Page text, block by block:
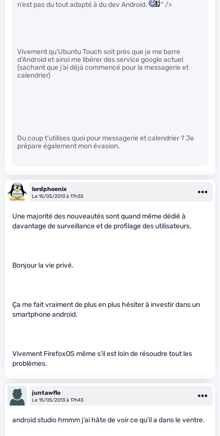
n’est pas du tout adapté à du dev Android.
" />
Vivement qu’Ubuntu Touch soit près que je me barre
d’Android et ainsi me libérer des service google actuel
(sachant que j’ai déjà commencé pour la messagerie et
calendrier)
Du coup t’utilises quoi pour messagerie et calendrier ? Je
prépare également mon évasion.
lordphoenix
Le 15/05/2013 à 17h35
Une majorité des nouveautés sont quand même dédié à
davantage de surveillance et de profilage des utilisateurs.
Bonjour la vie privé.
Ça me fait vraiment de plus en plus hésiter à investir dans un
smartphone android.
Vivement FirefoxOS même s’il est loin de résoudre tout les
problèmes.
juntawflo
Le 15/05/2013 à 17h43
android studio hmmm j’ai hâte de voir ce qu’il a dans le ventre.